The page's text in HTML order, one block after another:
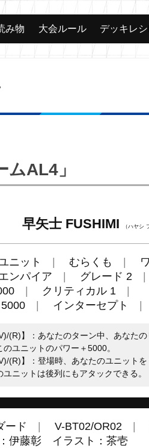
カー
み物 大会ルール デッキレ
ムAL4」
早矢士 FUSHIMI （ハヤシ
ニット むらくも
ンパイア
グレード 2
クリティカル 1
インターセプト
(R)】：あなたのターン中、あなた
のユニットのパワー＋5000。
(R)】：登場時、あなたのユニット
ユニットは後列にもアタックできる。
ード V-BT02/OR02
伊藤彰 イラスト：茶壱